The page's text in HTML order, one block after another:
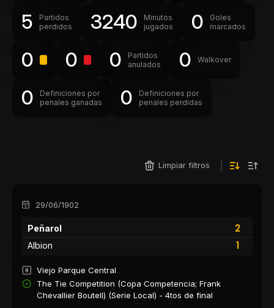
5
Partidos
perdidos
3240
Minutos
jugados
0
Goles
marcados
0 0 0
Partidos
anulados
0 Walkover
0
Definiciones por
penales ganadas
0
Definiciones por
penales perdidas
Limpiar filtros
29/06/1902
Peñarol
2
1
Albion
Viejo Parque Central
The Tie Competition (Copa Competencia; Frank
Chevallier Boutell) (Serie Local) - 4tos de final